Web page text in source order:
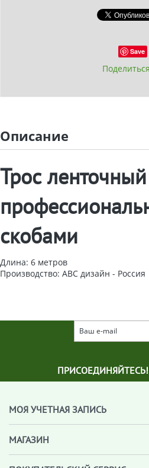
Save
Поделиться
Описание
Трос
скобами
Длина: 6 метров
Производство: ABC дизайн - Россия
ПРИСОЕДИНЯЙТЕСЬ!
МОЯ УЧЕТНАЯ ЗАПИСЬ
МАГАЗИН